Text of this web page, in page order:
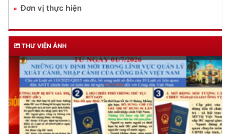
Đơn vị thực hiện
THƯ VIỆN ẢNH